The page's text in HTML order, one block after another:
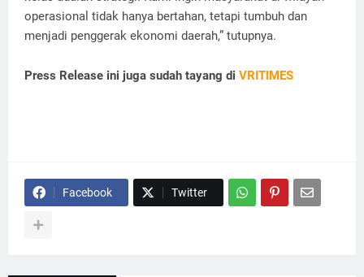
operasional tidak hanya bertahan, tetapi tumbuh dan
menjadi penggerak ekonomi daerah,” tutupnya.
Press Release ini juga sudah tayang di VRITIMES
Facebook Twitter